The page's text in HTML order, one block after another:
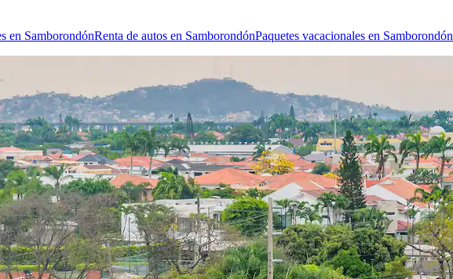
en SamborondónRenta de autos en SamborondónPaquetes vacacionales en Samborondón